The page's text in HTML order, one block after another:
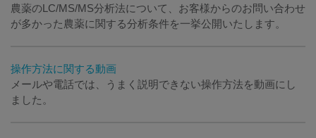
農薬のLC/MS/MS分析法について、お客様からのお問い合わせ
が多かった農薬に関する分析条件を一挙公開いたします。
操作方法に関する動画
メールや電話では、うまく説明できない操作方法を動画にし
ました。